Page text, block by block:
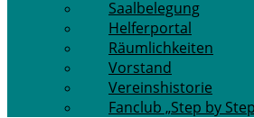
Saalbelegung
Helferportal
Räumlichkeiten
Vorstand
Vereinshistorie
Fanclub „Step by